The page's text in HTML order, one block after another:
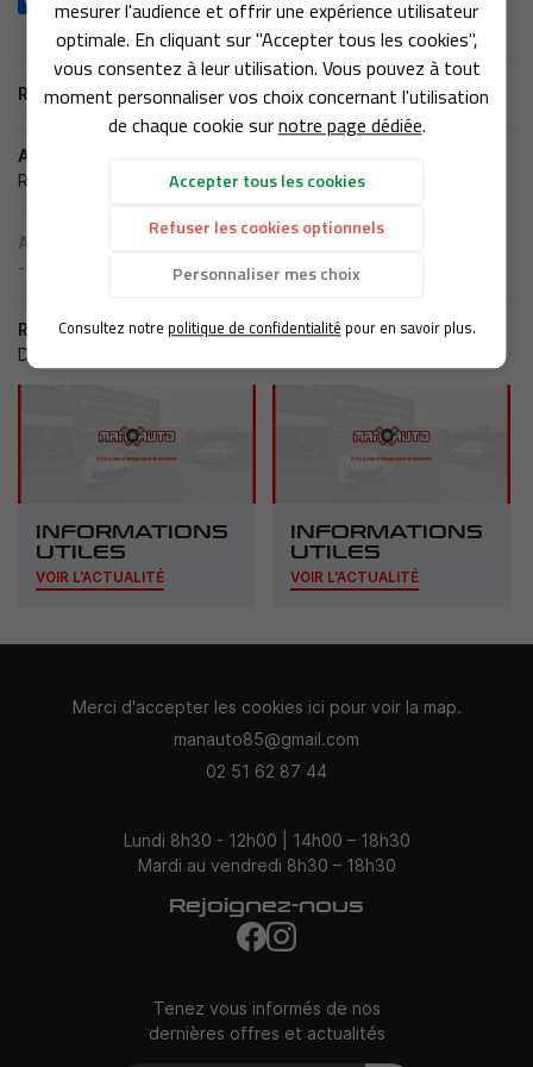
mesurer l'audience et offrir une expérience utilisateur
optimale. En cliquant sur "Accepter tous les cookies",
vous consentez à leur utilisation. Vous pouvez à tout
moment personnaliser vos choix concernant l'utilisation
de chaque cookie surnotre page dédiée.
Accepter tous les cookies
Refuser les cookies optionnels
Personnaliser mes choix
Consultez notre politique de confidentialité pour en savoir plus.
EN IMAGES
CONTACT
02 51 62 87
Inscription
Retour aux actualités
Actualité précédente
Revendeur
Actualité suivante
-
Récemment
D'autres actualités qui pourraient vous intéresser
INFORMATIONS
UTILES
VOIR L'ACTUALITÉ
INFORMATIONS
UTILES
VOIR L'ACTUALITÉ
Merci d'accepter les cookies ici pour voir la map.
02 51 62 87 44
Lundi 8h30 - 12h00 | 14h00 – 18h30
Mardi au vendredi 8h30 – 18h30
Rejoignez-nous
Tenez vous informés de nos
dernières offres et actualités